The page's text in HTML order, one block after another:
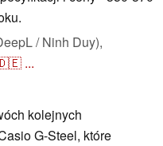
/ Ninh Duy),
...
kolejnych
G-Steel, które